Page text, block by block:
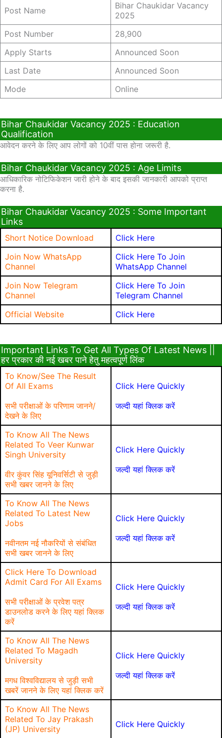
Post Name
Bihar Chaukidar Vacancy
2025
Post Number
28,900
Apply Starts
Announced Soon
Last Date
Announced Soon
Mode
Online
Bihar Chaukidar Vacancy 2025 : Education
Qualification
आवेदन करने के लिए आप लोगों को 10वीं पास होना जरूरी है.
Bihar Chaukidar Vacancy 2025 : Age Limits
आधिकारिक नोटिफिकेशन जारी होने के बाद इसकी जानकारी आपको प्राप्त
करना है.
Bihar Chaukidar Vacancy 2025 : Some Important
Links
Short Notice Download
Click Here
Join Now WhatsApp
Channel
Click Here To Join
WhatsApp Channel
Join Now Telegram
Channel
Click Here To Join
Telegram Channel
Official Website
Click Here
Important Links To Get All Types Of Latest News ||
हर प्रकार की नई खबर पाने हेतु महत्वपूर्ण लिंक
To Know/See The Result
Of All Exams
सभी परीक्षाओं के परिणाम जानने/
देखने के लिए
Click Here Quickly
जल्दी यहां क्लिक करें
To Know All The News
Related To Veer Kunwar
Singh University
वीर कुंवर सिंह यूनिवर्सिटी से जुड़ी
सभी खबर जानने के लिए
Click Here Quickly
जल्दी यहां क्लिक करें
To Know All The News
Related To Latest New
Jobs
नवीनतम नई नौकरियों से संबंधित
सभी खबर जानने के लिए
Click Here Quickly
जल्दी यहां क्लिक करें
Click Here To Download
Admit Card For All Exams
सभी परीक्षाओं के प्रवेश पत्र
डाउनलोड करने के लिए यहां क्लिक
करें
Click Here Quickly
जल्दी यहां क्लिक करें
To Know All The News
Related To Magadh
University
मगध विश्वविद्यालय से जुड़ी सभी
खबरें जानने के लिए यहां क्लिक करें
Click Here Quickly
जल्दी यहां क्लिक करें
To Know All The News
Related To Jay Prakash
(JP) University
Click Here Quickly